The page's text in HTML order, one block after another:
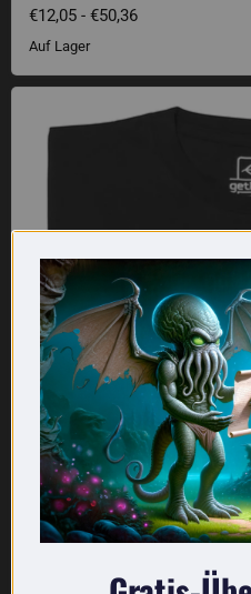
€12,05 - €50,36
Auf Lager
Was mich bewegt T-Shirt